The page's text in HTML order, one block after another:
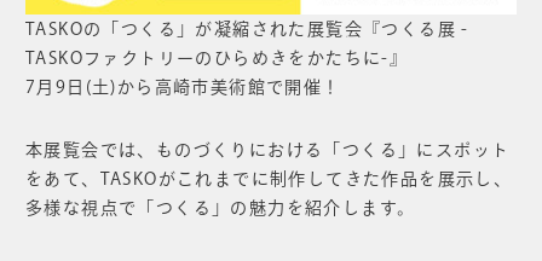
TASKOの「つくる」が凝縮された展覧会『つくる展 -
TASKO ファクトリーのひらめきをかたちに-』
7月9日(土)から高崎市美術館で開催！
本展覧会では、ものづくりにおける「つくる」にスポット
をあて、TASKOがこれまでに制作してきた作品を展示し、
多様な視点で「つくる」の魅力を紹介します。